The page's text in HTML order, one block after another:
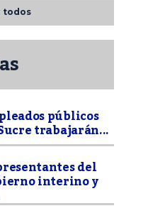
todos
públicos
trabajarán...
del
interino y